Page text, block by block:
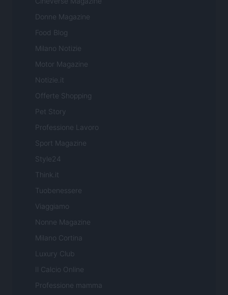
Donne Magazine
Food Blog
Milano Notizie
Motor Magazine
Notizie.it
Offerte Shopping
Pet Story
Professione Lavoro
Sport Magazine
Style24
Think.it
Tuobenessere
Viaggiamo
Nonne Magazine
Milano Cortina
Luxury Club
Il Calcio Online
Professione mamma